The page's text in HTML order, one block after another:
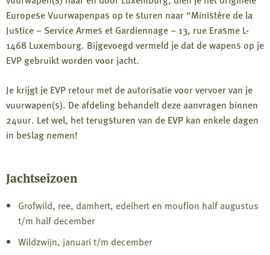
Europese Vuurwapenpas op te sturen naar “Ministère de la
Justice – Service Armes et Gardiennage – 13, rue Erasme L-
1468 Luxembourg. Bijgevoegd vermeld je dat de wapens op je
EVP gebruikt worden voor jacht.
Je krijgt je EVP retour met de autorisatie voor vervoer van je
vuurwapen(s). De afdeling behandelt deze aanvragen binnen
24uur. Let wel, het terugsturen van de EVP kan enkele dagen
in beslag nemen!
Jachtseizoen
Grofwild, ree, damhert, edelhert en mouflon half augustus
t/m half december
Wildzwijn, januari t/m december